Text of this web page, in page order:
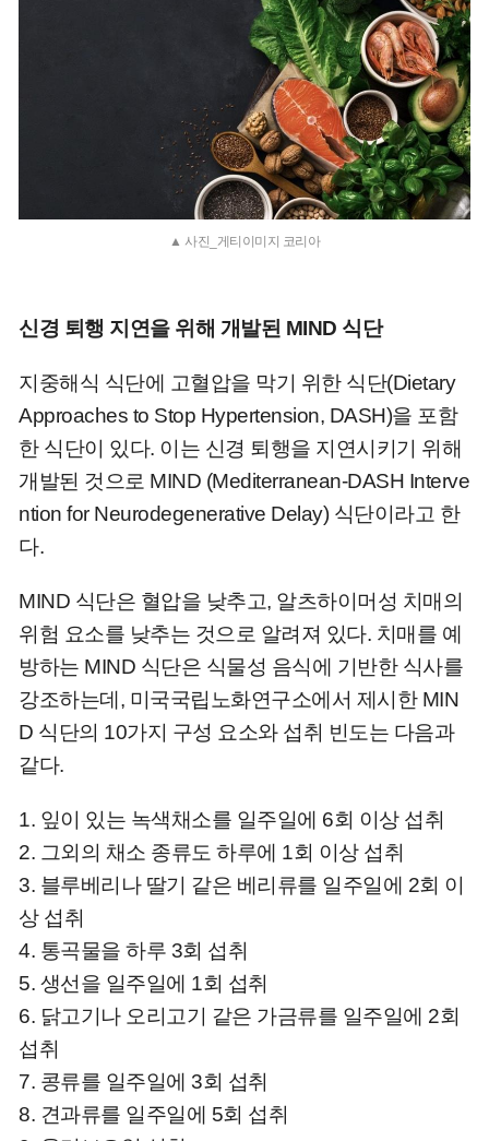
▲ 사진_게티이미지 코리아
신경 퇴행 지연을 위해 개발된 MIND 식단
지중해식 식단에 고혈압을 막기 위한 식단(Dietary
Approaches to Stop Hypertension, DASH)을 포함
한 식단이 있다. 이는 신경 퇴행을 지연시키기 위해
개발된 것으로 MIND (Mediterranean-DASH Interve
ntion for Neurodegenerative Delay) 식단이라고 한
다.
MIND 식단은 혈압을 낮추고, 알츠하이머성 치매의
위험 요소를 낮추는 것으로 알려져 있다. 치매를 예
방하는 MIND 식단은 식물성 음식에 기반한 식사를
강조하는데, 미국국립노화연구소에서 제시한 MIN
D 식단의 10가지 구성 요소와 섭취 빈도는 다음과
같다.
1. 잎이 있는 녹색채소를 일주일에 6회 이상 섭취
2. 그외의 채소 종류도 하루에 1회 이상 섭취
3. 블루베리나 딸기 같은 베리류를 일주일에 2회 이
상 섭취
4. 통곡물을 하루 3회 섭취
5. 생선을 일주일에 1회 섭취
6. 닭고기나 오리고기 같은 가금류를 일주일에 2회
섭취
7. 콩류를 일주일에 3회 섭취
8. 견과류를 일주일에 5회 섭취